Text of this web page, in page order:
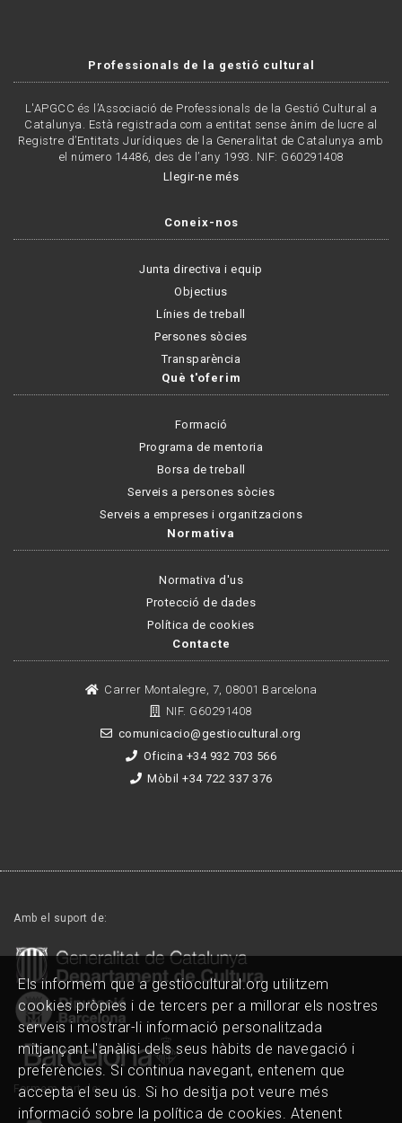
Professionals de la gestió cultural
L'APGCC és l’Associació de Professionals de la Gestió Cultural a
Catalunya. Està registrada com a entitat sense ànim de lucre al
Registre d’Entitats Jurídiques de la Generalitat de Catalunya amb
el número 14486, des de l’any 1993. NIF: G60291408
Llegir-ne més
Coneix-nos
Junta directiva i equip
Objectius
Línies de treball
Persones sòcies
Transparència
Què t'oferim
Formació
Programa de mentoria
Borsa de treball
Serveis a persones sòcies
Serveis a empreses i organitzacions
Normativa
Normativa d'us
Protecció de dades
Política de cookies
Contacte
Carrer Montalegre, 7, 08001 Barcelona
NIF. G60291408
comunicacio@gestiocultural.org
Oficina +34 932 703 566
Mòbil +34 722 337 376
Amb el suport de:
Formem part de:
Els informem que a gestiocultural.org utilitzem
cookies pròpies i de tercers per a millorar els nostres
serveis i mostrar-li informació personalitzada
mitjançant l'anàlisi dels seus hàbits de navegació i
preferències. Si continua navegant, entenem que
accepta el seu ús. Si ho desitja pot veure més
informació sobre la política de cookies. Atenent